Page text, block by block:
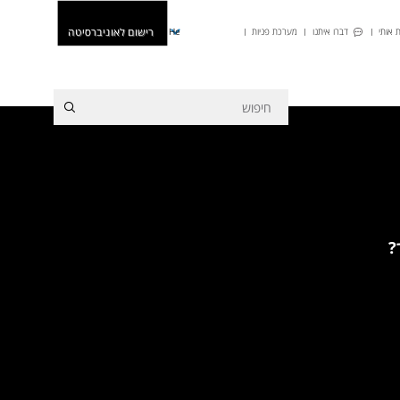
אותי דברו איתנו מערכת פניות He רישום לאוניברסיטה